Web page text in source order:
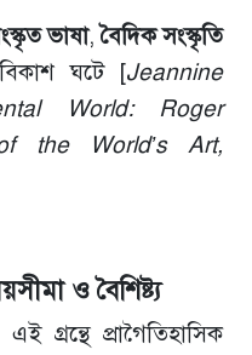
ভাষা,বৈদিক সংস্কৃতি
বিকাশ ঘটে [Jeannine
World: Roger
the World’s Art,
ও বৈশিষ্ট্য
গ্রন্থে প্রাগৈতিহাসিক